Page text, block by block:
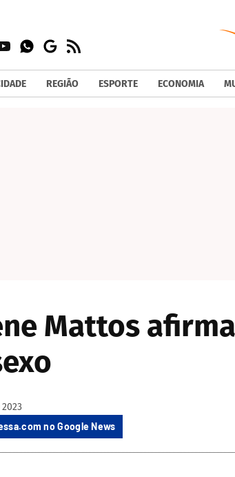
Whatsapp
Google
News
RSS
REGIÃO ESPORTE ECONOMIA
Mattos
2023
no Google News